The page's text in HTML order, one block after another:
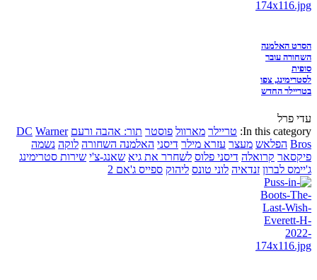
הסרט האלמנה
השחורה עובר
סופית
לסטרימינג, צפו
בטריילר החדש
עדי פרל
In this category: טריילר מארוול פוסטר תור: אהבה ורעם DC Warner
Bros הפלאש מעצר עזרא מילר דיסני האלמנה השחורה לוקה נשמה
פיקסאר קרואלה דיסני פלוס לשחרר את גיא שאנג-צ'י שירות סטרימינג
ג'יימס לברון זנדאיה לוני טונס ליהוק ספייס ג'אם 2